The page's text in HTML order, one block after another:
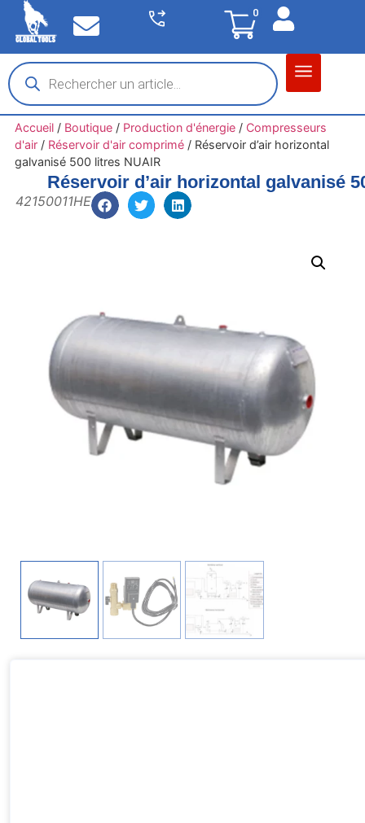
0
Accueil/ Boutique/ Production d'énergie/ Compresseurs
d'air/ Réservoir d'air comprimé/ Réservoir d’air horizontal
galvanisé 500 litres NUAIR
Réservoir d’air horizontal galvanisé
42150011HE